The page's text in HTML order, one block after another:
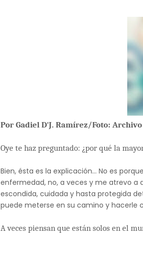
Por Gadiel D'J. Ramírez/Foto: Archivo
Oye te haz preguntado: ¿por qué la
Bien, ésta es la explicación... No es
enfermedad, no, a veces y me atrevo a
escondida, cuidada y hasta protegida
puede meterse en su camino y hacerle
A veces piensan que están solos en el